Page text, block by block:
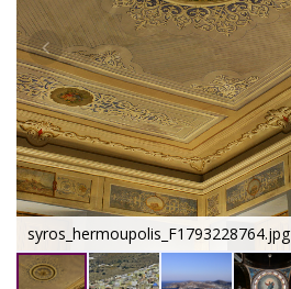
syros_hermoupolis_F1793228764.jpg